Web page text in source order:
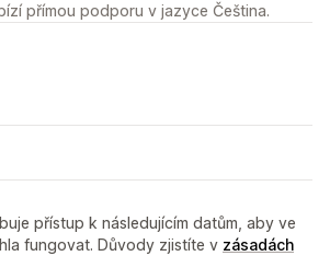
přímou podporu v jazyce Čeština.
přístup k následujícím datům, aby ve
fungovat. Důvody zjistíte v zásadách